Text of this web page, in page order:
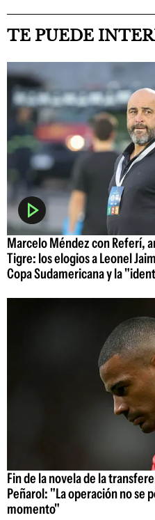
TE PUEDE
Marcelo Méndez con Referí,
Tigre: los elogios a Leonel
Copa Sudamericana y la
Fin de la novela de la
Peñarol: "La operación no se
momento"